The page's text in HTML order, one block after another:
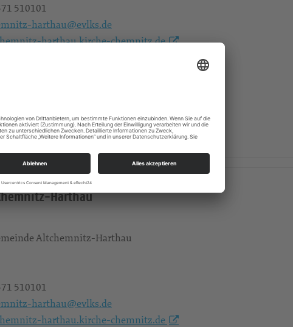
510101
harthau@evlks.de
harthau.kirche-chemnitz.de
Harthau
Altchemnitz-Harthau
510101
harthau@evlks.de
harthau.kirche-chemnitz.de